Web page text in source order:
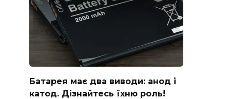
Батарея має два виводи: анод і
катод. Дізнайтесь їхню роль!